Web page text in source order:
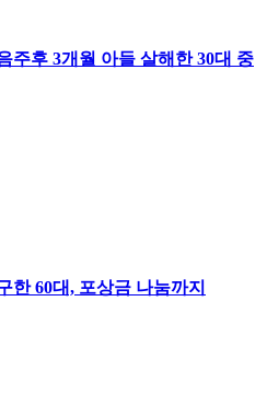
주후 3개월 아들 살해한 30대 중
한 60대, 포상금 나눔까지